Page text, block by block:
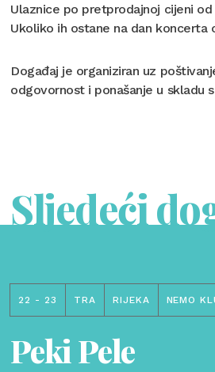
Ulaznice po pretprodajnoj cijeni
Ukoliko ih ostane na dan koncerta
Događaj je organiziran uz
odgovornost i ponašanje u skladu
Sljedeći
22 - 23 TRA RIJEKA NEMO
Peki Pele